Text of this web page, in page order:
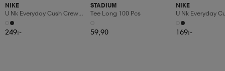
NIKE
U Nk Everyday Cush Crew
6pr-Bd
249:-
STADIUM
Tee Long 100 Pcs
59,90
NIKE
U Nk Everyday
3pr
169:-